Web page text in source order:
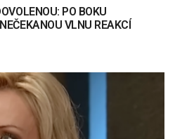
PO BOKU
VLNU REAKCÍ